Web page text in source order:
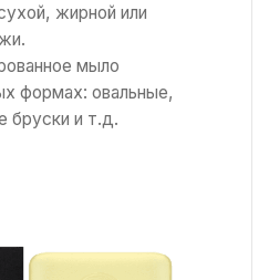
жирной или
мыло
формах: овальные,
бруски и т.д.